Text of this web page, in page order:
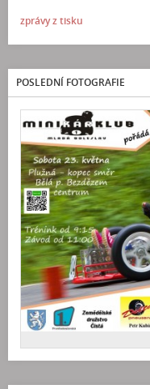
zprávy z tisku
POSLEDNÍ FOTOGRAFIE